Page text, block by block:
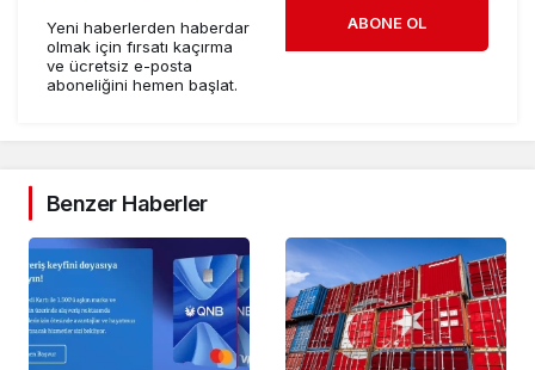
Yeni haberlerden haberdar
olmak için fırsatı kaçırma
ve ücretsiz e-posta
aboneliğini hemen başlat.
ABONE OL
Benzer Haberler